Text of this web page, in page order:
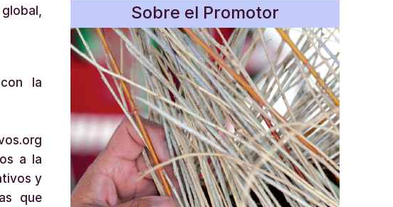
la
a la
y
que
Sobre el Promotor